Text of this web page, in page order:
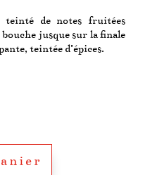
teinté de notes fruitées
jusque sur la finale
teintée d’épices.